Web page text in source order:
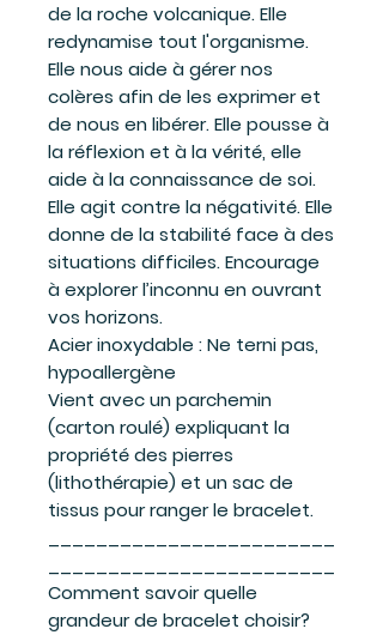
de la roche volcanique. Elle
redynamise tout l'organisme.
Elle nous aide à gérer nos
colères afin de les exprimer et
de nous en libérer. Elle pousse à
la réflexion et à la vérité, elle
aide à la connaissance de soi.
Elle agit contre la négativité. Elle
donne de la stabilité face à des
situations difficiles. Encourage
à explorer l’inconnu en ouvrant
vos horizons.
Acier inoxydable : Ne terni pas,
hypoallergène
Vient avec un parchemin
(carton roulé) expliquant la
propriété des pierres
(lithothérapie) et un sac de
tissus pour ranger le bracelet.
Comment savoir quelle
grandeur de bracelet choisir?